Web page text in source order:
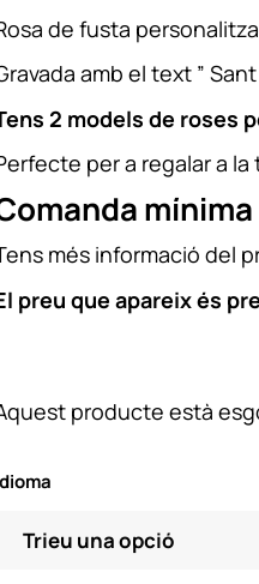
de fusta
amb el text ”
2 models de roses
per a regalar a la
més informació del
preu que apareix és
producte està